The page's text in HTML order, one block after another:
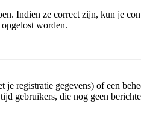
Indien ze correct zijn, kun je
worden.
registratie gegevens) of een
gebruikers, die nog geen